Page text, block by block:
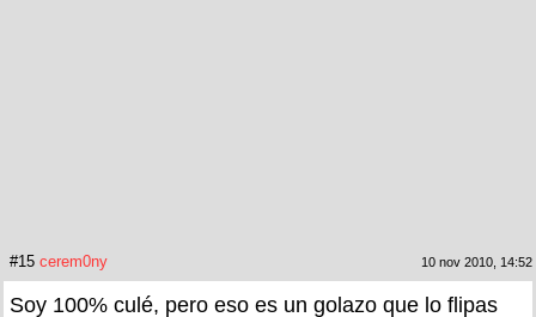
#15 cerem0ny 10 nov 2010, 14:52
Soy 100% culé, pero eso es un golazo que lo flipas